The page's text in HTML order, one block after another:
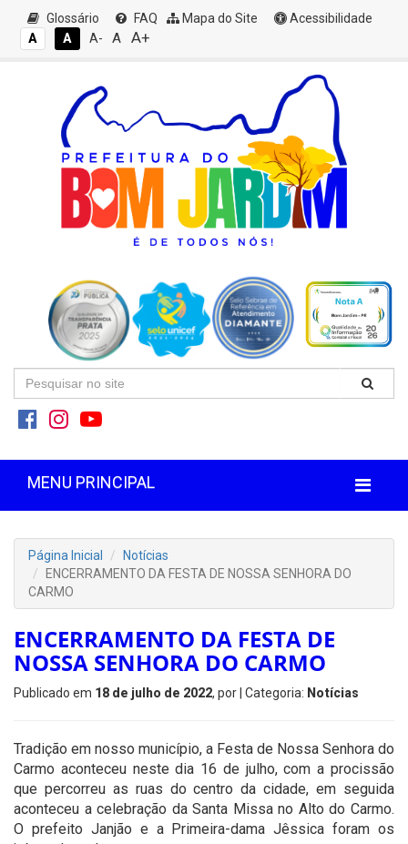
Glossário FAQ Mapa do Site
Acessibilidade
A
A A- A A+
MENU PRINCIPAL
Página Inicial
Notícias
ENCERRAMENTO DA FESTA DE NOSSA SENHORA DO
CARMO
ENCERRAMENTO DA FESTA DE
NOSSA SENHORA DO CARMO
Publicado em 18 de julho de 2022, por | Categoria: Notícias
Tradição em nosso município, a Festa de Nossa Senhora do
Carmo aconteceu neste dia 16 de julho, com a procissão
que percorreu as ruas do centro da cidade, em seguida
aconteceu a celebração da Santa Missa no Alto do Carmo.
O prefeito Janjão e a Primeira-dama Jêssica foram os